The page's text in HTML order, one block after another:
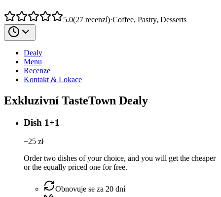
5.0(27 recenzí)·Coffee, Pastry, Desserts
Dealy
Menu
Recenze
Kontakt & Lokace
Exkluzivní TasteTown Dealy
Dish 1+1
−25 zł
Order two dishes of your choice, and you will get the cheaper
or the equally priced one for free.
Obnovuje se za 20 dní